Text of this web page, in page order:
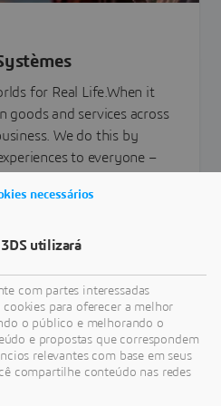
for Real Life.When it
goods and services across
We do this by
to everyone –
necessários
3DS utilizará
com partes interessadas
para oferecer a melhor
o público e melhorando o
e propostas que correspondem
relevantes com base em seus
compartilhe conteúdo nas redes